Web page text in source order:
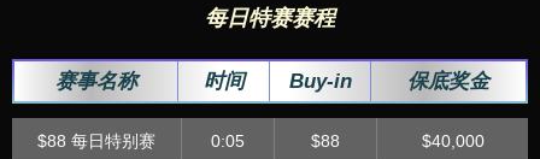
20:15 $20.00
$5 每日快速 20:15 $5 $1,000
$1 每日快速 20:15 $1.00 $300
每日特赛赛程
赛事名称 时间 Buy-in 保底奖金
$88 每日特别赛 0:05 $88 $40,000